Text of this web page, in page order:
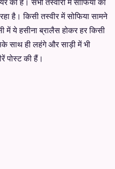
है। किसी तस्वीर में सोफिया सामने
में ये हसीना ब्रालैस होकर हर किसी
साथ ही लहंगे और साड़ी में भी
पोस्ट की हैं।